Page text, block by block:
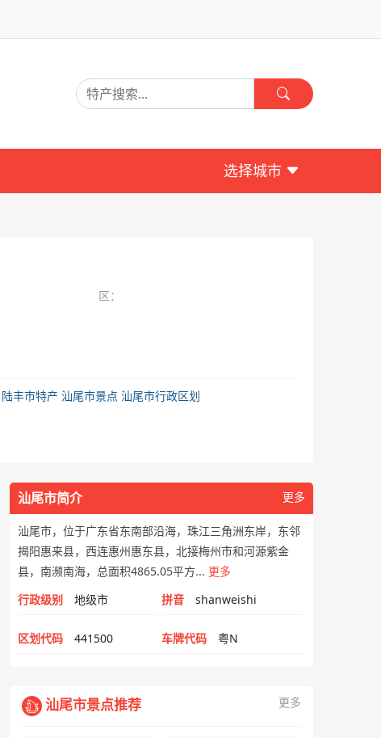
选择城市
区：
陆丰市特产 汕尾市景点 汕尾市行政区划
汕尾市简介 更多
汕尾市，位于广东省东南部沿海，珠江三角洲东岸，东邻
揭阳惠来县，西连惠州惠东县，北接梅州市和河源紫金
县，南濒南海，总面积4865.05平方... 更多
行政级别
地级市 拼音 shanweishi
区划代码 441500 车牌代码 粤N
汕尾市景点推荐 更多